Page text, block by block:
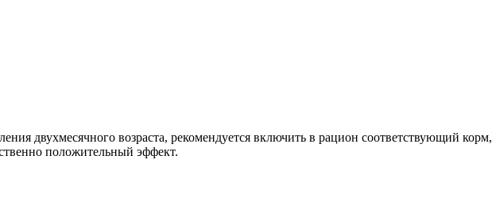
двухмесячного возраста, рекомендуется включить в рацион соответствующий корм,
положительный эффект.